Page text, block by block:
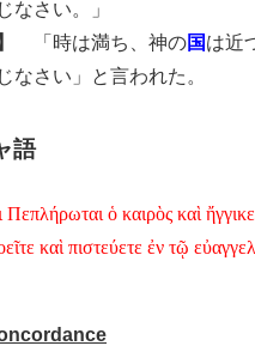
なさい。」
】
「時は満ち、神の国は近
なさい」と言われた。
語
Πεπλήρωται ὁ καιρὸς καὶ
καὶ πιστεύετε ἐν τῷ